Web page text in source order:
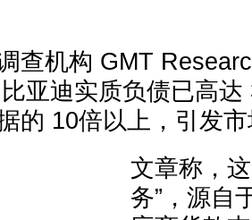
查机构 GMT
亚迪实质负债已高
的 10倍以上，引发
文章称，
务”，源自